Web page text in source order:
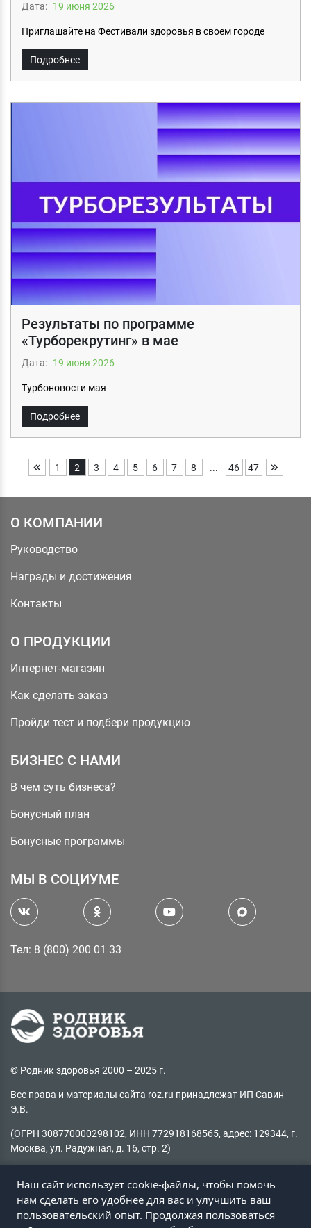
Дата: 19 июня 2026
Приглашайте на Фестивали здоровья в своем городе
Подробнее
Результаты по программе
«Турборекрутинг» в мае
Дата: 19 июня 2026
Турбоновости мая
Подробнее
1 2 3 4 5 6 7 8 ... 46 47
О КОМПАНИИ
Руководство
Награды и достижения
Контакты
О ПРОДУКЦИИ
Интернет-магазин
Как сделать заказ
Пройди тест и подбери продукцию
БИЗНЕС С НАМИ
В чем суть бизнеса?
Бонусный план
Бонусные программы
МЫ В СОЦИУМЕ
Тел: 8 (800) 200 01 33
© Родник здоровья 2000 – 2025 г.
Все права и материалы сайта roz.ru принадлежат ИП Савин
Э.В.
(ОГРН 308770000298102, ИНН 772918168565, адрес: 129344, г.
Москва, ул. Радужная, д. 16, стр. 2)
запрещено
Не нашли информацию на сайте?
Наш сайт использует cookie-файлы, чтобы помочь
нам сделать его удобнее для вас и улучшить ваш
пользовательский опыт. Продолжая пользоваться